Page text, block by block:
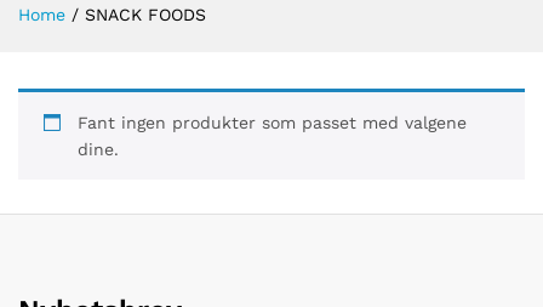
Home / SNACK FOODS
Fant ingen produkter som passet med valgene
dine.